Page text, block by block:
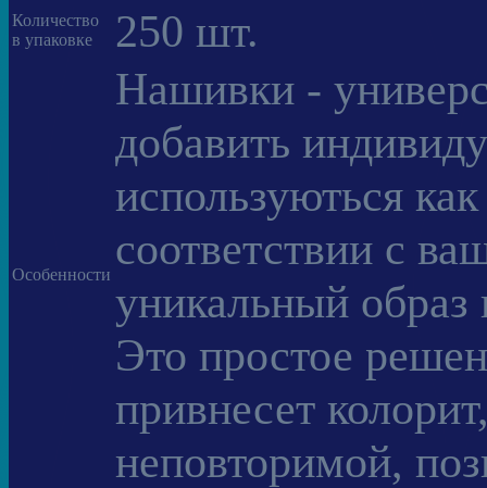
Количество
в упаковке
250 шт.
Особенности
Нашивки -
добавить
используються
соответствии с
уникальный образ
Это простое
привнесет
неповторимой,